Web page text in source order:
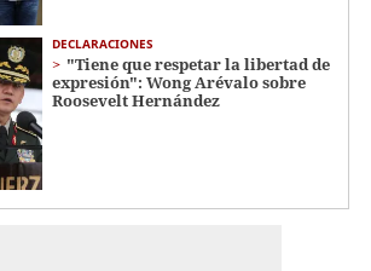
DECLARACIONES
"Tiene que respetar la libertad de
expresión": Wong Arévalo sobre
Roosevelt Hernández